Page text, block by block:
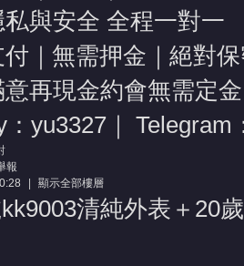
與安全 全程一對一
｜無需押金｜絕對
意再現金約會無需定金
：yu3327｜ Telegram
報
顯示全部樓層
清純外表＋20